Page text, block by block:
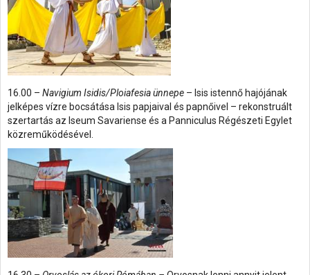
16.00 – Navigium Isidis/Ploiafesia ünnepe – Isis istennő hajójának
jelképes vízre bocsátása Isis papjaival és papnőivel – rekonstruált
szertartás az Iseum Savariense és a Panniculus Régészeti Egylet
közreműködésével.